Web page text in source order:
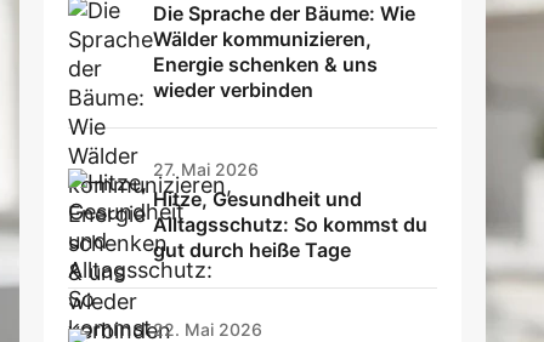
Die Sprache der Bäume: Wie
Wälder kommunizieren,
Energie schenken & uns
wieder verbinden
27. Mai 2026
Hitze, Gesundheit und
Alltagsschutz: So kommst du
gut durch heiße Tage
22. Mai 2026